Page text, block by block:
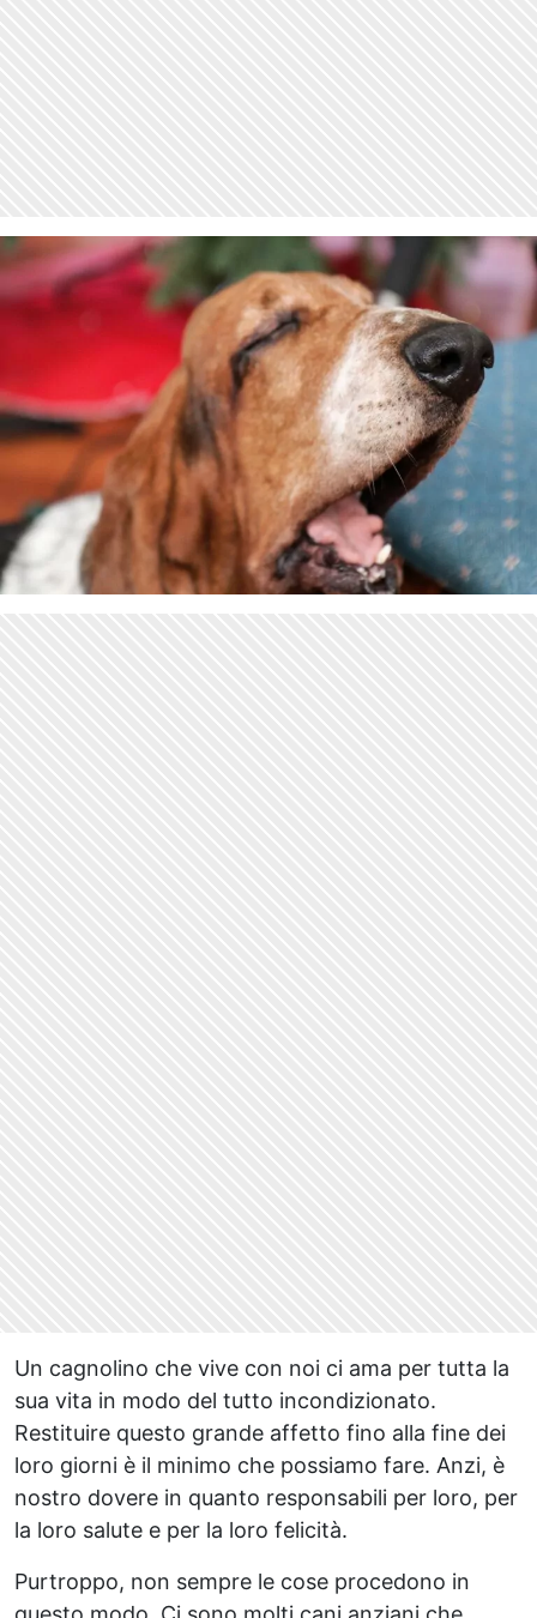
Un cagnolino che vive con noi ci ama per tutta la
sua vita in modo del tutto incondizionato.
Restituire questo grande affetto fino alla fine dei
loro giorni è il minimo che possiamo fare. Anzi, è
nostro dovere in quanto responsabili per loro, per
la loro salute e per la loro felicità.
Purtroppo, non sempre le cose procedono in